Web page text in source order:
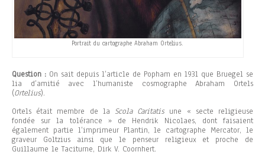
Portrait du cartographe Abraham Ortelius.
Question : On sait depuis l’article de Popham en 1931 que Bruegel se
lia d’amitié avec l’humaniste cosmographe Abraham Ortels
(Ortelius).
Ortels était membre de la Scola Caritatisune « secte religieuse
fondée sur la tolérance » de Hendrik Nicolaes, dont faisaient
également partie l’imprimeur Plantin, le cartographe Mercator, le
graveur Goltzius ainsi que le penseur religieux et proche de
Guillaume le Taciturne, Dirk V. Coornhert.